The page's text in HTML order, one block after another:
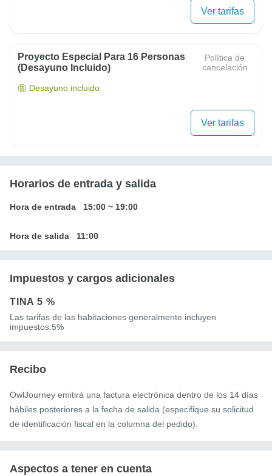
Ver tarifas
Proyecto Especial Para 16 Personas
(desayuno Incluido)
Política de
cancelación
Desayuno incluido
Ver tarifas
Horarios de entrada y salida
Hora de entrada 15:00 ~ 19:00
Hora de salida 11:00
Impuestos y cargos adicionales
TINA 5 %
Las tarifas de las habitaciones generalmente incluyen
impuestos.5%
Recibo
OwlJourney emitirá una factura electrónica dentro de los 14 días
hábiles posteriores a la fecha de salida (especifique su solicitud
de identificación fiscal en la columna del pedido).
Aspectos a tener en cuenta